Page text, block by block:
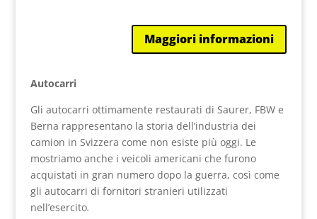
Maggiori informazioni
Autocarri
Gli autocarri ottimamente restaurati di Saurer, FBW e
Berna rappresentano la storia dell’industria dei
camion in Svizzera come non esiste più oggi. Le
mostriamo anche i veicoli americani che furono
acquistati in gran numero dopo la guerra, così come
gli autocarri di fornitori stranieri utilizzati
nell’esercito.